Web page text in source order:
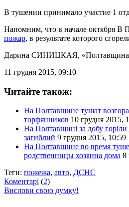
В тушении принимало участие 1
Напомним, что в начале октября В
пожар, в результате которого
Дарина СИНИЦКАЯ,
11 грудня 2015, 09:10
Читайте також:
На Полтавщине тушат
торфянников 10 грудня 2015,
На Полтавщині за добу
загиблий 9 грудня 2015, 10:59
На Полтавщине во время
родственницы хозяина дома 8
Теги: пожежа, авто, ДСНС
Коментарі (2)
Вислови свою думку!